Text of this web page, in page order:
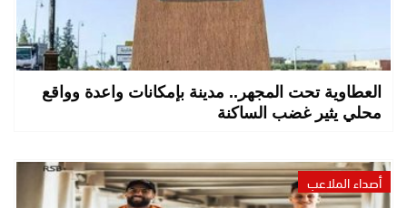
العطاوية تحت المجهر.. مدينة بإمكانات واعدة وواقع
محلي يثير غضب الساكنة
أصداء الملاعب